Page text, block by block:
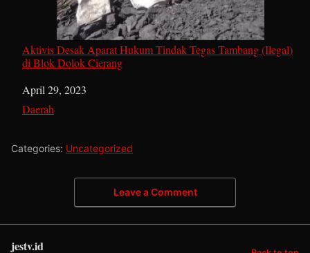
Aktivis Desak Aparat Hukum Tindak Tegas Tambang (Ilegal)
di Blok Dolok Cierang
Date
April 29, 2023
In relation to
Daerah
Categories: Uncategorized
Leave a Comment
jestv.id